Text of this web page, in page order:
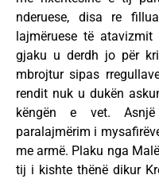
nderuese, disa re
lajmëruese të
gjaku u derdh jo për
mbrojtur sipas
rendit nuk u dukën
këngën e vet.
paralajmërim i
me armë. Plaku nga
tij i kishte thënë dikur